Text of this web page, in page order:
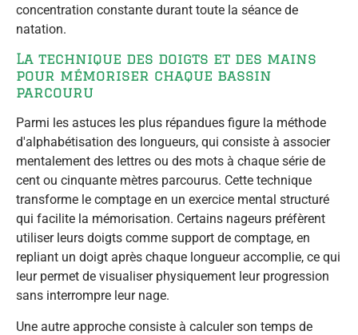
concentration constante durant toute la séance de
natation.
La technique des doigts et des mains
pour mémoriser chaque bassin
parcouru
Parmi les astuces les plus répandues figure la méthode
d'alphabétisation des longueurs, qui consiste à associer
mentalement des lettres ou des mots à chaque série de
cent ou cinquante mètres parcourus. Cette technique
transforme le comptage en un exercice mental structuré
qui facilite la mémorisation. Certains nageurs préfèrent
utiliser leurs doigts comme support de comptage, en
repliant un doigt après chaque longueur accomplie, ce qui
leur permet de visualiser physiquement leur progression
sans interrompre leur nage.
Une autre approche consiste à calculer son temps de